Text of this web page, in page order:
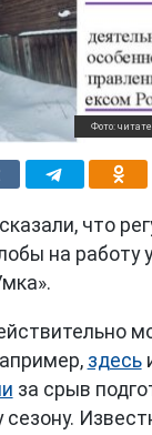
Фото:
что
на работу
здесь
за срыв
сезону.